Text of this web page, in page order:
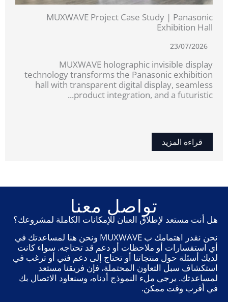
MUXWAVE Project Case Study | Panasonic
Exhibition Hall
23/07/2026
MUXWAVE holographic invisible display
technology transforms the Panasonic exhibition
hall with transparent digital display, seamless
product integration, and a futuristic...
قراءة المزيد
تواصل معنا
هل أنت مستعد لإطلاق العنان للإمكانات الكاملة لمشروعك؟
نحن نقدر اهتمامك ب MUXWAVE ونحن هنا لمساعدتك في
أي استفسارات أو ملاحظات أو دعم قد تحتاجه. سواء كانت
لديك أسئلة حول منتجاتنا أو تحتاج إلى دعم فني أو ترغب في
استكشاف سبل التعاون المحتملة، فإن فريقنا مستعد
لمساعدتك. يرجى ملء النموذج أدناه، وسنعاود الاتصال بك
في أقرب وقت ممكن.